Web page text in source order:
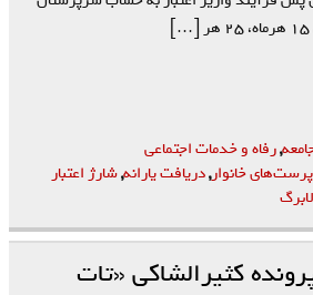
,رفاه و خدمات اجتماعی
خانوار,دریافت یارانه,شارژ اعتبار
کثیرالشاکی «تات